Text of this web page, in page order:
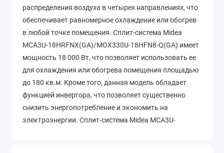
распределения воздуха в четырех направлениях, что
обеспечивает равномерное охлаждение или обогрев
в любой точке помещения. Сплит-система Midea
MCA3U-18HRFNX(GA)/MOX330U-18HFN8-Q(GA) имеет
мощность 18 000 Вт, что позволяет использовать ее
для охлаждения или обогрева помещения площадью
до 180 кв.м. Кроме того, данная модель обладает
функцией инвертора, что позволяет существенно
снизить энергопотребление и экономить на
электроэнергии. Сплит-система Midea MCA3U-